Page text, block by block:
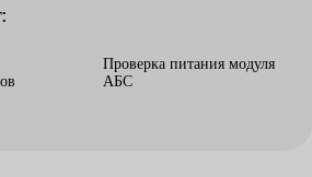
Проверка питания модуля
АБС